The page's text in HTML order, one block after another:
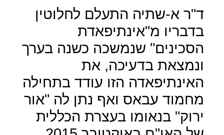
ד"ר א-שתיה התעלם לחלוטין
בדבריו מ"אינתיפאדת
הסכינים" שנמשכה כשנה בערך
ונמצאת בדעיכה, את
האינתיפאדה הזו עודד בתחילה
מחמוד עבאס ואף נתן לה "אור
ירוק" בנאומו בעצרת הכללית